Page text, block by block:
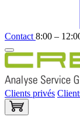
Contact 8:00 –
Clients privés